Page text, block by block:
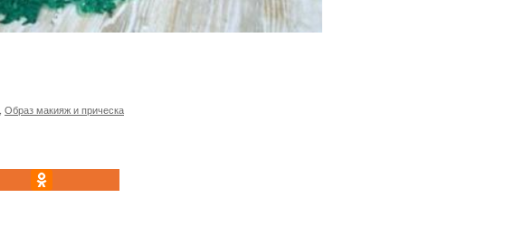
Образ макияж и прическа